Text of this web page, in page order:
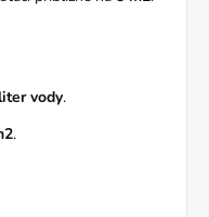
vody.
.